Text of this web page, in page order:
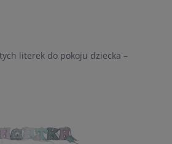
literek do pokoju dziecka –